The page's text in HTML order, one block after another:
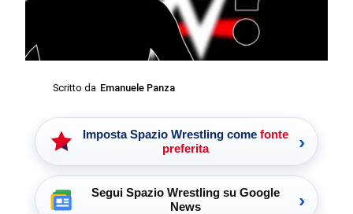
Scritto da Emanuele Panza
Imposta Spazio Wrestling come fonte
preferita
›
Segui Spazio Wrestling su Google
News
›